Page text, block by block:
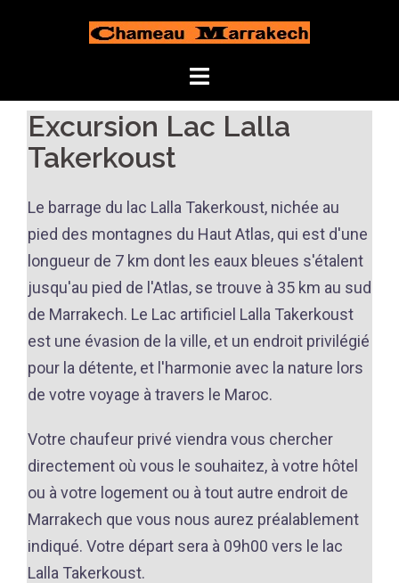
Excursion Lac Lalla
Takerkoust
Le barrage du lac Lalla Takerkoust, nichée au
pied des montagnes du Haut Atlas, qui est d'une
longueur de 7 km dont les eaux bleues s'étalent
jusqu'au pied de l'Atlas, se trouve à 35 km au sud
de Marrakech. Le Lac artificiel Lalla Takerkoust
est une évasion de la ville, et un endroit privilégié
pour la détente, et l'harmonie avec la nature lors
de votre voyage à travers le Maroc.
Votre chaufeur privé viendra vous chercher
directement où vous le souhaitez, à votre hôtel
ou à votre logement ou à tout autre endroit de
Marrakech que vous nous aurez préalablement
indiqué. Votre départ sera à 09h00 vers le lac
Lalla Takerkoust.